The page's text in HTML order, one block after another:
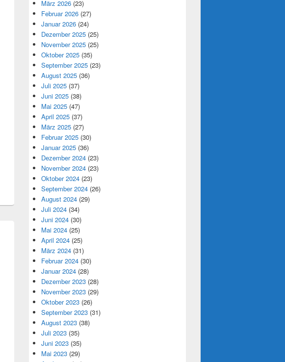
März 2026 (23)
Februar 2026 (27)
Januar 2026 (24)
Dezember 2025 (25)
November 2025 (25)
Oktober 2025 (35)
September 2025 (23)
August 2025 (36)
Juli 2025 (37)
Juni 2025 (38)
Mai 2025 (47)
April 2025 (37)
März 2025 (27)
Februar 2025 (30)
Januar 2025 (36)
Dezember 2024 (23)
November 2024 (23)
Oktober 2024 (23)
September 2024 (26)
August 2024 (29)
Juli 2024 (34)
Juni 2024 (30)
Mai 2024 (25)
April 2024 (25)
März 2024 (31)
Februar 2024 (30)
Januar 2024 (28)
Dezember 2023 (28)
November 2023 (29)
Oktober 2023 (26)
September 2023 (31)
August 2023 (38)
Juli 2023 (35)
Juni 2023 (35)
Mai 2023 (29)